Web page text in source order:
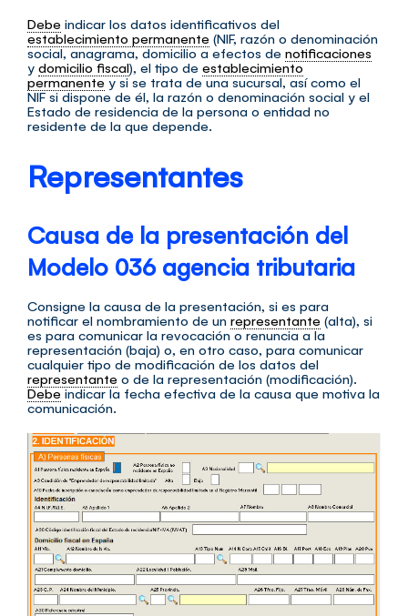
Debe indicar los datos identificativos del
establecimiento permanente (NIF, razón o denominación
social, anagrama, domicilio a efectos de notificaciones
y domicilio fiscal), el tipo de establecimiento
permanentey si se trata de una sucursal, así como el
NIF si dispone de él, la razón o denominación social y el
Estado de residencia de la persona o entidad no
residente de la que depende.
Representantes
Causa de la presentación del
Modelo 036 agencia tributaria
Consigne la causa de la presentación, si es para
notificar el nombramiento de un representante (alta), si
es para comunicar la revocación o renuncia a la
representación (baja) o, en otro caso, para comunicar
cualquier tipo de modificación de los datos del
representante o de la representación (modificación).
Debeindicar la fecha efectiva de la causa que motiva la
comunicación.